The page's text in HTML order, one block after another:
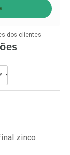
dos clientes
zinco.